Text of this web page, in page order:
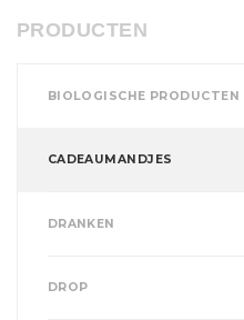
PRODUCTEN
BIOLOGISCHE PRODUCTEN
CADEAUMANDJES
DRANKEN
DROP